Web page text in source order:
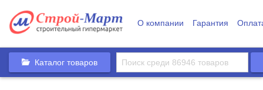
О компании Гарантия
Каталог товаров